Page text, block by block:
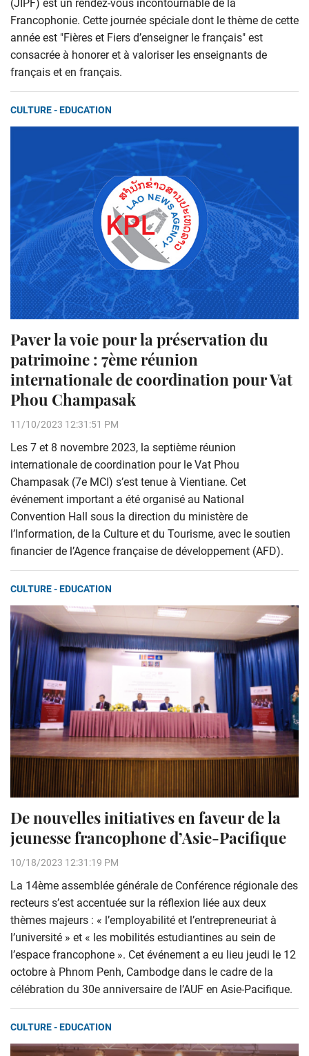
(JIPF) est un rendez-vous incontournable de la
Francophonie. Cette journée spéciale dont le thème de cette
année est "Fières et Fiers d’enseigner le français" est
consacrée à honorer et à valoriser les enseignants de
français et en français.
CULTURE - EDUCATION
Paver la voie pour la préservation du
patrimoine : 7ème réunion
internationale de coordination pour Vat
Phou Champasak
11/10/2023 12:31:51 PM
Les 7 et 8 novembre 2023, la septième réunion
internationale de coordination pour le Vat Phou
Champasak (7e MCI) s’est tenue à Vientiane. Cet
événement important a été organisé au National
Convention Hall sous la direction du ministère de
l’Information, de la Culture et du Tourisme, avec le soutien
financier de l’Agence française de développement (AFD).
CULTURE - EDUCATION
De nouvelles initiatives en faveur de la
jeunesse francophone d’Asie-Pacifique
10/18/2023 12:31:19 PM
La 14ème assemblée générale de Conférence régionale des
recteurs s’est accentuée sur la réflexion liée aux deux
thèmes majeurs : « l’employabilité et l’entrepreneuriat à
l’université » et « les mobilités estudiantines au sein de
l’espace francophone ». Cet événement a eu lieu jeudi le 12
octobre à Phnom Penh, Cambodge dans le cadre de la
célébration du 30e anniversaire de l’AUF en Asie-Pacifique.
CULTURE - EDUCATION